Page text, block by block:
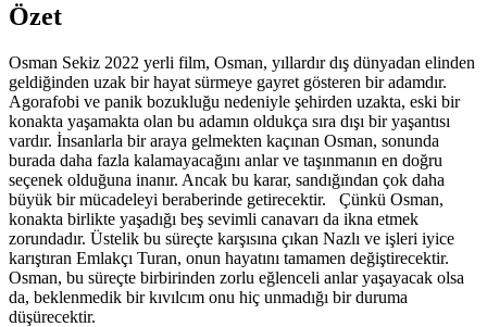
Özet
Osman Sekiz 2022 yerli film, Osman, yıllardır dış dünyadan elinden
geldiğinden uzak bir hayat sürmeye gayret gösteren bir adamdır.
Agorafobi ve panik bozukluğu nedeniyle şehirden uzakta, eski bir
konakta yaşamakta olan bu adamın oldukça sıra dışı bir yaşantısı
vardır. İnsanlarla bir araya gelmekten kaçınan Osman, sonunda
burada daha fazla kalamayacağını anlar ve taşınmanın en doğru
seçenek olduğuna inanır. Ancak bu karar, sandığından çok daha
büyük bir mücadeleyi beraberinde getirecektir. Çünkü Osman,
konakta birlikte yaşadığı beş sevimli canavarı da ikna etmek
zorundadır. Üstelik bu süreçte karşısına çıkan Nazlı ve işleri iyice
karıştıran Emlakçı Turan, onun hayatını tamamen değiştirecektir.
Osman, bu süreçte birbirinden zorlu eğlenceli anlar yaşayacak olsa
da, beklenmedik bir kıvılcım onu hiç unmadığı bir duruma
düşürecektir.